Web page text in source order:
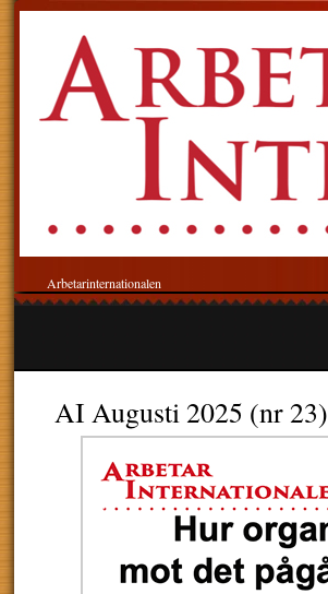
Arbetarinternationalen
AI Augusti 2025 (nr 23)